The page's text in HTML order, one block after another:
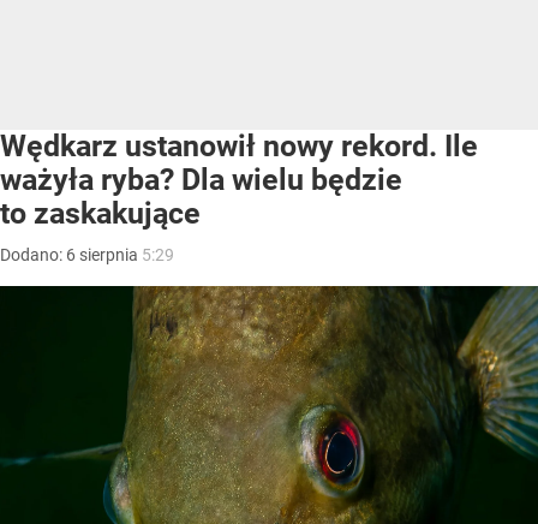
Wędkarz ustanowił nowy rekord. Ile
ważyła ryba? Dla wielu będzie
to zaskakujące
Dodano: 6 sierpnia 5:29